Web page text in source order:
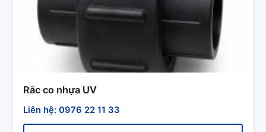
Rắc co nhựa UV
Liên hệ: 0976 22 11 33